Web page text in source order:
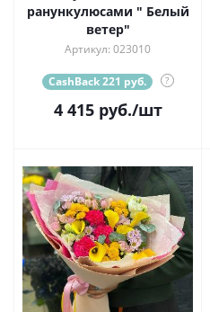
ранункулюсами " Белый
ветер"
Артикул: 023010
CashBack 221 руб. ?
4 415руб./шт